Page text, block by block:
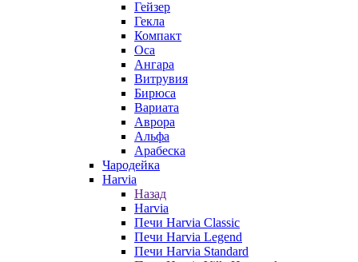
Гейзер
Гекла
Компакт
Оса
Ангара
Витрувия
Бирюса
Вариата
Аврора
Альфа
Арабеска
Чародейка
Harvia
Назад
Harvia
Печи Harvia Classic
Печи Harvia Legend
Печи Harvia Standard